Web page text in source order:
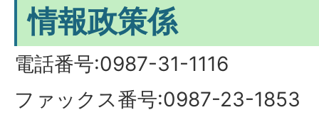
情報政策係
電話番号:0987-31-1116
ファックス番号:0987-23-1853